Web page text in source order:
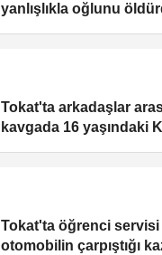
yanlışlıkla oğlunu
Tokat'ta arkadaşlar
kavgada 16 yaşındaki
Tokat'ta öğrenci servisi
otomobilin çarpıştığı